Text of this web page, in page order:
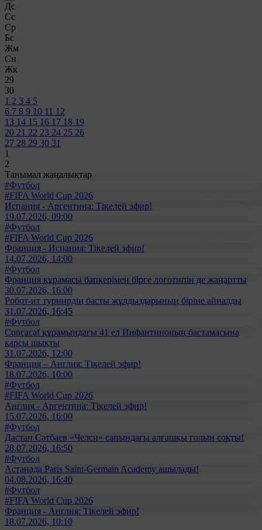
Дс
Сс
Ср
Бс
Жм
Сн
Жк
29
30
1 2 3 4 5
6 7 8 9 10 11 12
13 14 15 16 17 18 19
20 21 22 23 24 25 26
27 28 29 30 31
1
2
Танымал жаңалықтар
#Футбол
#FIFA World Cup 2026
Испания - Аргентина: Тікелей эфир!
19.07.2026, 09:00
#Футбол
#FIFA World Cup 2026
Франция - Испания: Тікелей эфир!
14.07.2026, 14:00
#Футбол
Франция құрамасы бапкерімен бірге логотипін де жаңартты
30.07.2026, 16:00
Робот-ит турнирдің басты жұлдыздарының біріне айналды
31.07.2026, 16:45
#Футбол
Concacaf құрамындағы 41 ел Инфантиноның бастамасына
қарсы шықты
31.07.2026, 12:00
Франция – Англия: Тікелей эфир!
18.07.2026, 10:00
#Футбол
#FIFA World Cup 2026
Англия - Аргентина: Тікелей эфир!
15.07.2026, 16:00
#Футбол
Дастан Сәтбаев «Челси» сапындағы алғашқы голын соқты!
28.07.2026, 16:50
#Футбол
Астанада Paris Saint-Germain Academy ашылады!
04.08.2026, 16:40
#Футбол
#FIFA World Cup 2026
Франция - Англия: Тікелей эфир!
18.07.2026, 10:10